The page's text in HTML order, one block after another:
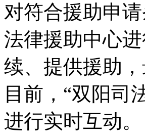
对符合援助申
法律援助中心
续、提供援助
目前，“双阳司
进行实时互动。